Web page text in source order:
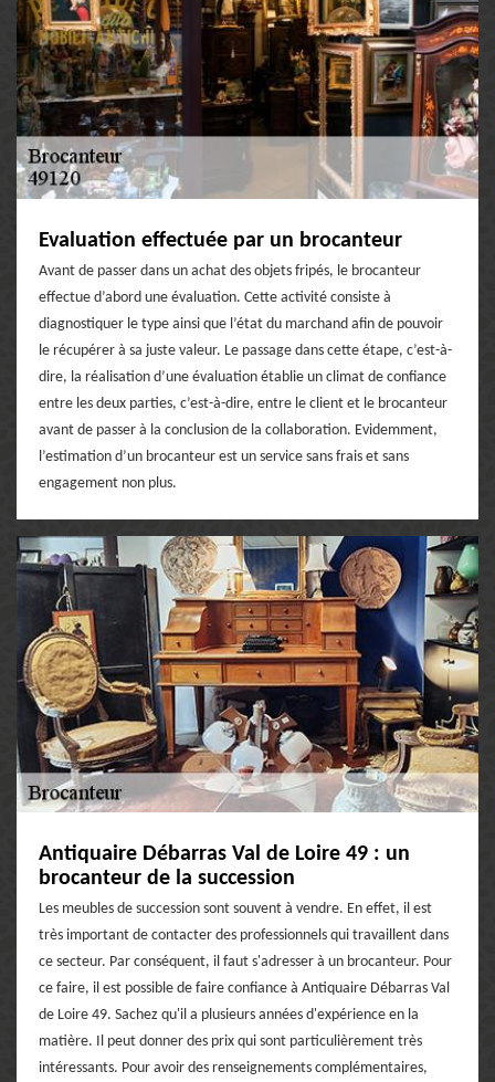
Evaluation effectuée par un brocanteur
Avant de passer dans un achat des objets fripés, le brocanteur
effectue d’abord une évaluation. Cette activité consiste à
diagnostiquer le type ainsi que l’état du marchand afin de pouvoir
le récupérer à sa juste valeur. Le passage dans cette étape, c’est-à-
dire, la réalisation d’une évaluation établie un climat de confiance
entre les deux parties, c’est-à-dire, entre le client et le brocanteur
avant de passer à la conclusion de la collaboration. Evidemment,
l’estimation d’un brocanteur est un service sans frais et sans
engagement non plus.
Antiquaire Débarras Val de Loire 49 : un
brocanteur de la succession
Les meubles de succession sont souvent à vendre. En effet, il est
très important de contacter des professionnels qui travaillent dans
ce secteur. Par conséquent, il faut s'adresser à un brocanteur. Pour
ce faire, il est possible de faire confiance à Antiquaire Débarras Val
de Loire 49. Sachez qu'il a plusieurs années d'expérience en la
matière. Il peut donner des prix qui sont particulièrement très
intéressants. Pour avoir des renseignements complémentaires,